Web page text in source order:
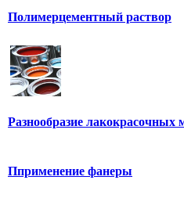
Полимерцементный раствор
Разнообразие лакокрасочных
Пприменение фанеры